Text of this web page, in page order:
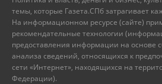
темы, которые Газета.СПб затрагивает
На информационном ресурсе (сайте)
рекомендательные технологии
предоставления информации на основе
анализа сведений, относящихся к
сети «Интернет», находящихся на
Федерации).